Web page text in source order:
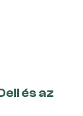
és az